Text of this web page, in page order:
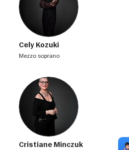
Cely Kozuki
mezzo soprano
Cristiane Minczuk